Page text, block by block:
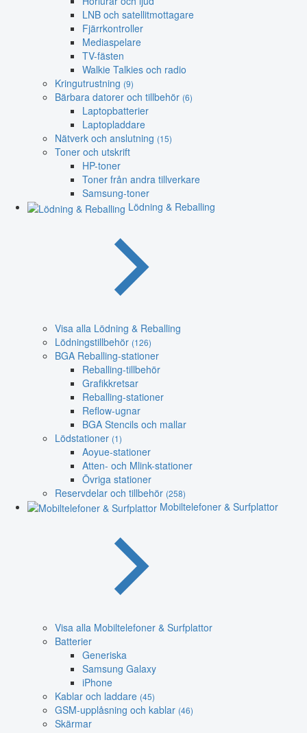
LNB och satellitmottagare
Fjärrkontroller
Mediaspelare
TV-fästen
Walkie Talkies och radio
Kringutrustning (9)
Bärbara datorer och tillbehör (6)
Laptopbatterier
Laptopladdare
Nätverk och anslutning (15)
Toner och utskrift
HP-toner
Toner från andra tillverkare
Samsung-toner
Lödning & Reballing
Visa alla Lödning & Reballing
Lödningstillbehör (126)
BGA Reballing-stationer
Reballing-tillbehör
Grafikkretsar
Reballing-stationer
Reflow-ugnar
BGA Stencils och mallar
Lödstationer (1)
Aoyue-stationer
Atten- och Mlink-stationer
Övriga stationer
Reservdelar och tillbehör (258)
Mobiltelefoner & Surfplattor
Visa alla Mobiltelefoner & Surfplattor
Batterier
Generiska
Samsung Galaxy
iPhone
Kablar och laddare (45)
GSM-upplåsning och kablar (46)
Skärmar